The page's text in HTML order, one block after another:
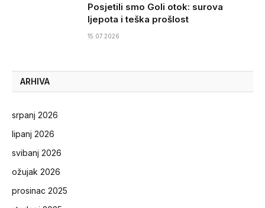
Posjetili smo Goli otok: surova
ljepota i teška prošlost
15.07.2026
ARHIVA
srpanj 2026
lipanj 2026
svibanj 2026
ožujak 2026
prosinac 2025